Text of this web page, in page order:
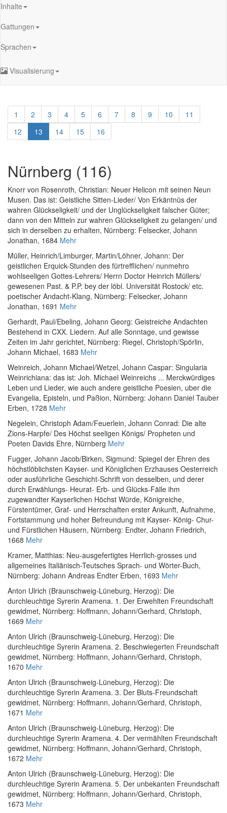
Inhalte
Gattungen
Sprachen
Visualisierung
1 2 3 4 5 6 7 8 9 10
11
12
13 14 15 16
Nürnberg (116)
Knorr von Rosenroth, Christian: Neuer Helicon mit seinen Neun
Musen. Das ist: Geistliche Sitten-Lieder/ Von Erkäntnüs der
wahren Glückseligkeit/ und der Unglückseligkeit falscher Güter;
dann von den Mitteln zur wahren Glückseligkeit zu gelangen/ und
sich in derselben zu erhalten, Nürnberg: Felsecker, Johann
Jonathan, 1684 Mehr
Müller, Heinrich/Limburger, Martin/Löhner, Johann: Der
geistlichen Erquick-Stunden des fürtrefflichen/ nunmehro
wohlseeligen Gottes-Lehrers/ Herrn Doctor Heinrich Müllers/
gewesenen Past. & P.P. bey der löbl. Universität Rostock/ etc.
poetischer Andacht-Klang, Nürnberg: Felsecker, Johann
Jonathan, 1691 Mehr
Gerhardt, Paul/Ebeling, Johann Georg: Geistreiche Andachten
Bestehend in CXX. Liedern. Auf alle Sonntage, und gewisse
Zeiten im Jahr gerichtet, Nürnberg: Riegel, Christoph/Spörlin,
Johann Michael, 1683 Mehr
Weinreich, Johann Michael/Wetzel, Johann Caspar: Singularia
Weinrichiana: das ist: Joh. Michael Weinreichs ... Merckwürdiges
Leben und Lieder, wie auch andere geistliche Poesien, uber die
Evangelia, Episteln, und Paßion, Nürnberg: Johann Daniel Tauber
Erben, 1728 Mehr
Negelein, Christoph Adam/Feuerlein, Johann Conrad: Die alte
Zions-Harpfe/ Des Höchst seeligen Königs/ Propheten und
Poeten Davids Ehre, Nürnberg Mehr
Fugger, Johann Jacob/Birken, Sigmund: Spiegel der Ehren des
höchstlöblichsten Kayser- und Königlichen Erzhauses Oesterreich
oder ausführliche Geschicht-Schrift von desselben, und derer
durch Erwählungs- Heurat- Erb- und Glücks-Fälle ihm
zugewandter Kayserlichen Höchst Würde, Königreiche,
Fürstentümer, Graf- und Herrschaften erster Ankunft, Aufnahme,
Fortstammung und hoher Befreundung mit Kayser- König- Chur-
und Fürstlichen Häusern, Nürnberg: Endter, Johann Friedrich,
1668 Mehr
Kramer, Matthias: Neu-ausgefertigtes Herrlich-grosses und
allgemeines Italiänisch-Teutsches Sprach- und Wörter-Buch,
Nürnberg: Johann Andreas Endter Erben, 1693 Mehr
Anton Ulrich (Braunschweig-Lüneburg, Herzog): Die
durchleuchtige Syrerin Aramena. 1. Der Erwehlten Freundschaft
gewidmet, Nürnberg: Hoffmann, Johann/Gerhard, Christoph,
1669 Mehr
Anton Ulrich (Braunschweig-Lüneburg, Herzog): Die
durchleuchtige Syrerin Aramena. 2. Beschwiegerten Freundschaft
gewidmet, Nürnberg: Hoffmann, Johann/Gerhard, Christoph,
1670 Mehr
Anton Ulrich (Braunschweig-Lüneburg, Herzog): Die
durchleuchtige Syrerin Aramena. 3. Der Bluts-Freundschaft
gewidmet, Nürnberg: Hoffmann, Johann/Gerhard, Christoph,
1671 Mehr
Anton Ulrich (Braunschweig-Lüneburg, Herzog): Die
durchleuchtige Syrerin Aramena. 4. Der vermählten Freundschaft
gewidmet, Nürnberg: Hoffmann, Johann/Gerhard, Christoph,
1672 Mehr
Anton Ulrich (Braunschweig-Lüneburg, Herzog): Die
durchleuchtige Syrerin Aramena. 5. Der unbekanten Freundschaft
gewidmet, Nürnberg: Hoffmann, Johann/Gerhard, Christoph,
1673 Mehr